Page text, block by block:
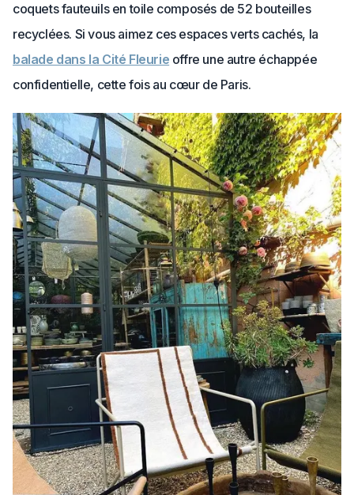
coquets fauteuils en toile composés de 52 bouteilles
recyclées. Si vous aimez ces espaces verts cachés, la
balade dans la Cité Fleurie offre une autre échappée
confidentielle, cette fois au cœur de Paris.